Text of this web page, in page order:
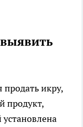
икру,
продукт,